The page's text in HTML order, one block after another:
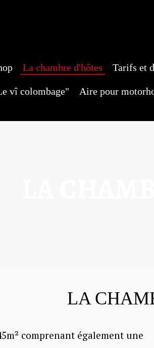
La chambre d'hôtes Tarifs et
vî colombage" Aire pour
LA
comprenant également une